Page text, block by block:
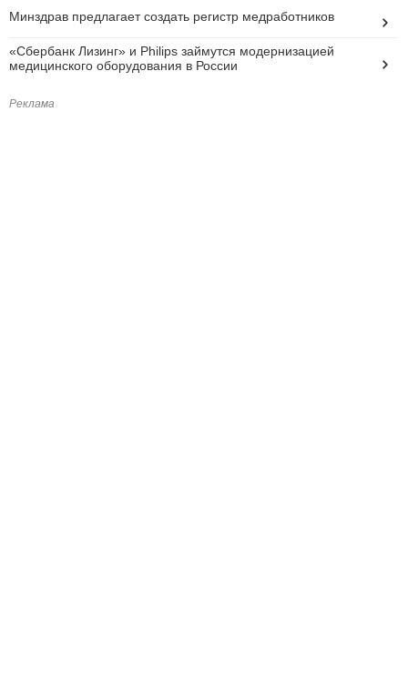
Минздрав предлагает создать регистр медработников
«Сбербанк Лизинг» и Philips займутся модернизацией
медицинского оборудования в России
Реклама